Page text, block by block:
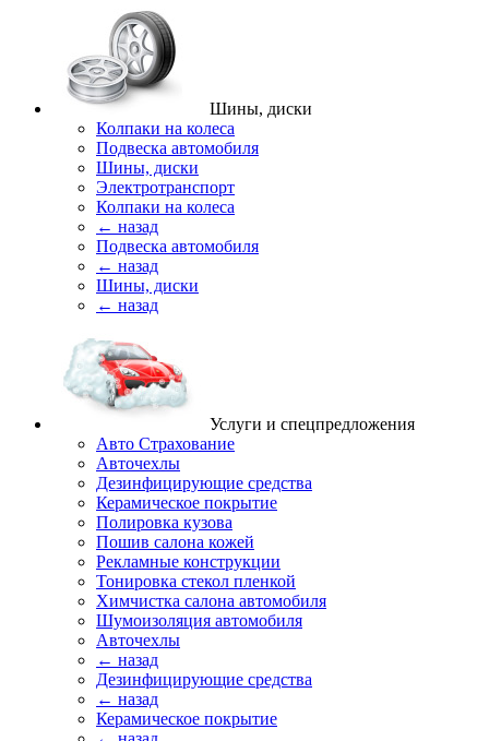
Шины, диски
Колпаки на колеса
Подвеска автомобиля
Шины, диски
Электротранспорт
Колпаки на колеса
← назад
Подвеска автомобиля
← назад
Шины, диски
← назад
Услуги и спецпредложения
Авто Страхование
Авточехлы
Дезинфицирующие средства
Керамическое покрытие
Полировка кузова
Пошив салона кожей
Рекламные конструкции
Тонировка стекол пленкой
Химчистка салона автомобиля
Шумоизоляция автомобиля
Авточехлы
← назад
Дезинфицирующие средства
← назад
Керамическое покрытие